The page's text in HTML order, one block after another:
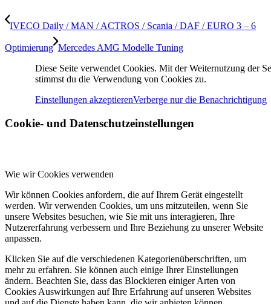
ECO OPTIMIERUNG
AGR, DPF & ADBLUE PROBLEME
BEHEBEN
IVECO Daily / MAN / ACTROS / Scania / DAF / EURO 3 – 6
Optimierung Mercedes AMG Modelle Tuning
Diese Seite verwendet Cookies. Mit der Weiternutzung der
stimmst du die Verwendung von Cookies zu.
Einstellungen akzeptierenVerberge nur die Benachrichtigung
Cookie- und Datenschutzeinstellungen
Wie wir Cookies verwenden
Wir können Cookies anfordern, die auf Ihrem Gerät eingestellt
werden. Wir verwenden Cookies, um uns mitzuteilen, wenn Sie
unsere Websites besuchen, wie Sie mit uns interagieren, Ihre
Nutzererfahrung verbessern und Ihre Beziehung zu unserer Website
anpassen.
Klicken Sie auf die verschiedenen Kategorienüberschriften, um
mehr zu erfahren. Sie können auch einige Ihrer Einstellungen
ändern. Beachten Sie, dass das Blockieren einiger Arten von
Cookies Auswirkungen auf Ihre Erfahrung auf unseren Websites